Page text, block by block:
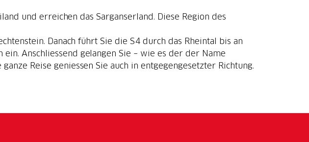
und erreichen das Sarganserland. Diese Region des
Danach führt Sie die S4 durch das Rheintal bis an
Anschliessend gelangen Sie – wie es der der Name
Reise geniessen Sie auch in entgegengesetzter Richtung.